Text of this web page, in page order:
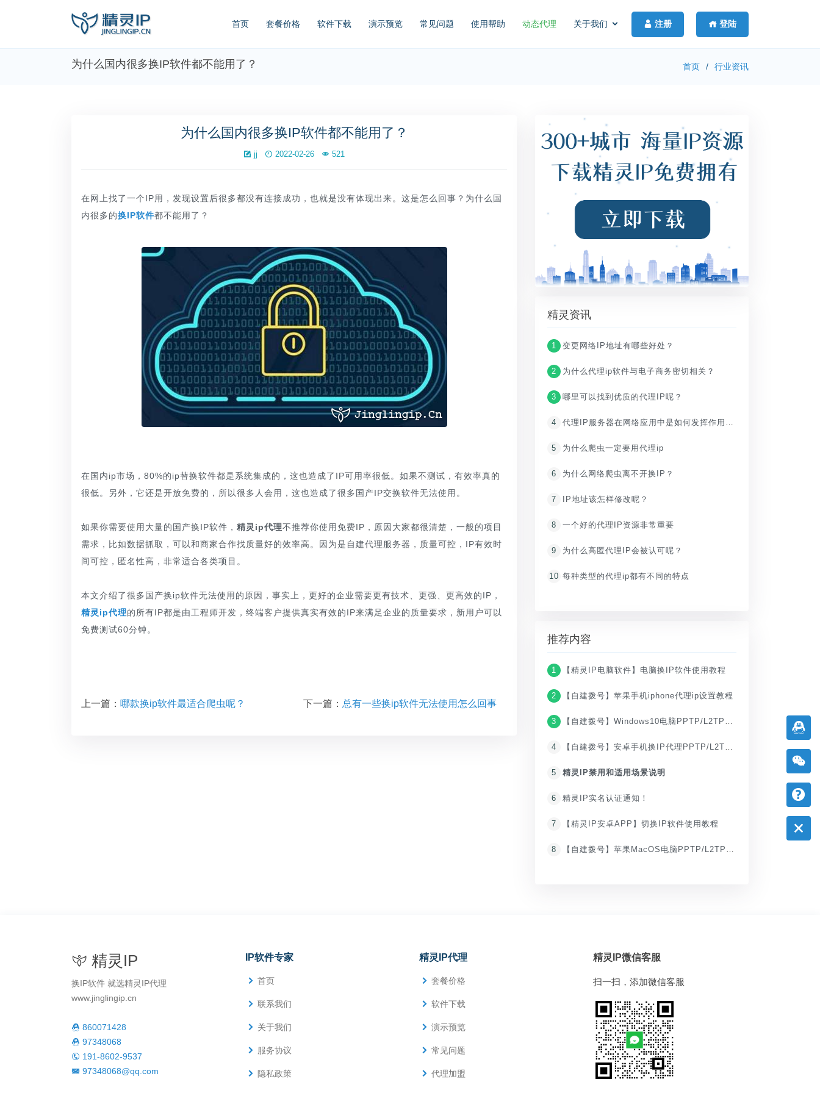
首页 套餐价格 软件下载 演示预览 常见问题 使用帮助 动态代理 关于我们 注册 登陆
为什么国内很多换IP软件都不能用了？ 首页 行业资讯
为什么国内很多换IP软件都不能用了？
jj 2022-02-26 521
在网上找了一个IP用，发现设置后很多都没有连接成功，也就是没有体现出来。这是怎么回事？为什么国
内很多的换IP软件都不能用了？
在国内ip市场，80%的ip替换软件都是系统集成的，这也造成了IP可用率很低。如果不测试，有效率真的
很低。另外，它还是开放免费的，所以很多人会用，这也造成了很多国产IP交换软件无法使用。
如果你需要使用大量的国产换IP软件， 精灵ip代理不推荐你使用免费IP，原因大家都很清楚，一般的项目
需求，比如数据抓取，可以和商家合作找质量好的效率高。因为是自建代理服务器，质量可控，IP有效时
间可控，匿名性高，非常适合各类项目。
本文介绍了很多国产换ip软件无法使用的原因，事实上，更好的企业需要更有技术、更强、更高效的IP，
精灵ip代理的所有IP都是由工程师开发，终端客户提供真实有效的IP来满足企业的质量要求，新用户可以
免费测试60分钟。
上一篇： 哪款换ip软件最适合爬虫呢？ 下一篇： 总有一些换ip软件无法使用怎么回事
精灵资讯
1 变更网络IP地址有哪些好处？
2 为什么代理ip软件与电子商务密切相关？
3 哪里可以找到优质的代理IP呢？
4 代理IP服务器在网络应用中是如何发挥作用的？
5 为什么爬虫一定要用代理ip
6 为什么网络爬虫离不开换IP？
7 IP地址该怎样修改呢？
8 一个好的代理IP资源非常重要
9 为什么高匿代理IP会被认可呢？
10 每种类型的代理ip都有不同的特点
推荐内容
1 【精灵IP电脑软件】电脑换IP软件使用教程
2 【自建拨号】苹果手机iphone代理ip设置教程
3 【自建拨号】Windows10电脑PPTP/L2TP设置IP代理教程
4 【自建拨号】安卓手机换IP代理PPTP/L2TP教程
5 精灵IP禁用和适用场景说明
6 精灵IP实名认证通知！
7 【精灵IP安卓APP】切换IP软件使用教程
8 【自建拨号】苹果MacOS电脑PPTP/L2TP拨号IP代理教程
精灵IP
换IP软件 就选精灵IP代理
www.jinglingip.cn
860071428
97348068
191-8602-9537
97348068@qq.com
IP软件专家
首页
联系我们
关于我们
服务协议
隐私政策
精灵IP代理
套餐价格
软件下载
演示预览
常见问题
代理加盟
精灵IP微信客服
扫一扫，添加微信客服